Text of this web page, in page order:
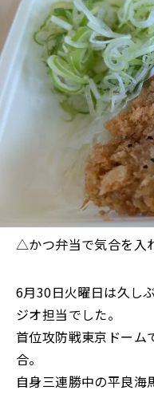
△かつ弁当で気合を入
6月30日火曜日は久し
ジオ担当でした。
首位攻防戦東京ドーム
合。
自身三連勝中の平良